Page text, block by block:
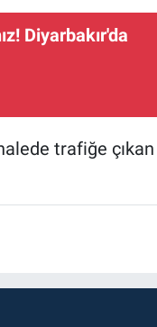
Diyarbakır'da
trafiğe çıkan